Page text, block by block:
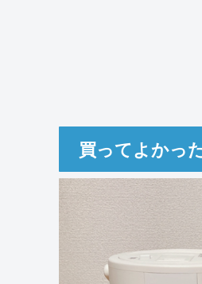
買ってよかっ